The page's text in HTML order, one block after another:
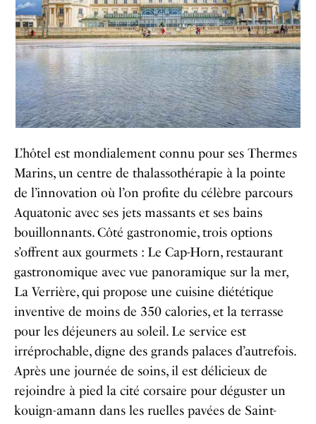
L’hôtel est mondialement connu pour ses Thermes
Marins, un centre de thalassothérapie à la pointe
de l’innovation où l’on profite du célèbre parcours
Aquatonic avec ses jets massants et ses bains
bouillonnants. Côté gastronomie, trois options
s’offrent aux gourmets : Le Cap-Horn, restaurant
gastronomique avec vue panoramique sur la mer,
La Verrière, qui propose une cuisine diététique
inventive de moins de 350 calories, et la terrasse
pour les déjeuners au soleil. Le service est
irréprochable, digne des grands palaces d’autrefois.
Après une journée de soins, il est délicieux de
rejoindre à pied la cité corsaire pour déguster un
kouign-amann dans les ruelles pavées de Saint-